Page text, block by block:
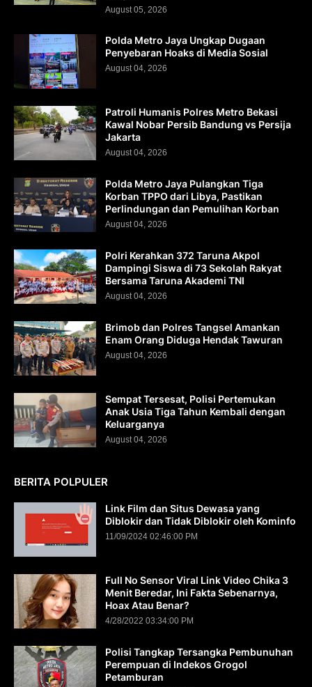
August 05, 2026
Polda Metro Jaya Ungkap Dugaan
Penyebaran Hoaks di Media Sosial
August 04, 2026
Patroli Humanis Polres Metro Bekasi
Kawal Nobar Persib Bandung vs Persija
Jakarta
August 04, 2026
Polda Metro Jaya Pulangkan Tiga
Korban TPPO dari Libya, Pastikan
Perlindungan dan Pemulihan Korban
August 04, 2026
Polri Kerahkan 372 Taruna Akpol
Dampingi Siswa di 73 Sekolah Rakyat
Bersama Taruna Akademi TNI
August 04, 2026
Brimob dan Polres Tangsel Amankan
Enam Orang Diduga Hendak Tawuran
August 04, 2026
Sempat Tersesat, Polisi Pertemukan
Anak Usia Tiga Tahun Kembali dengan
Keluarganya
August 04, 2026
BERITA POLPULER
Link Film dan Situs Dewasa yang
Diblokir dan Tidak Diblokir oleh Kominfo
11/09/2024 02:46:00 PM
Full No Sensor Viral Link Video Chika 3
Menit Beredar, Ini Fakta Sebenarnya,
Hoax Atau Benar?
4/28/2022 03:34:00 PM
Polisi Tangkap Tersangka Pembunuhan
Perempuan di Indekos Grogol
Petamburan